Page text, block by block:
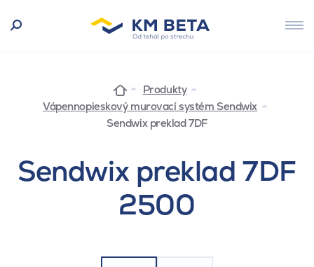
Produkty
Vápennopieskový murovací systém Sendwix
Sendwix preklad 7DF
Sendwix preklad 7DF
2500